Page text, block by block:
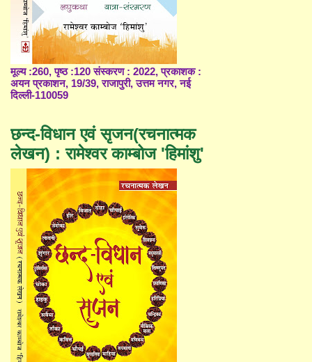
मूल्य :260, पृष्ठ :120 संस्करण : 2022, प्रकाशक :
अयन प्रकाशन, 19/39, राजापुरी, उत्तम नगर, नई
दिल्ली-110059
छन्द-विधान एवं सृजन(रचनात्मक
लेखन) : रामेश्वर काम्बोज 'हिमांशु'